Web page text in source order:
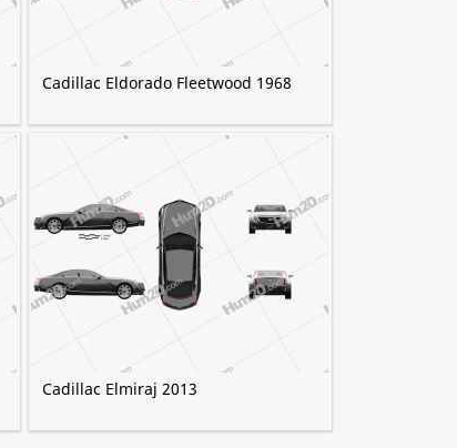
Cadillac Eldorado Fleetwood 1968
Cadillac Elmiraj 2013